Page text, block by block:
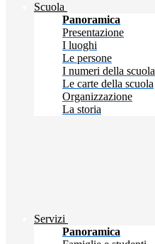
Scuola
Panoramica
Presentazione
I luoghi
Le persone
I numeri della scuola
Le carte della scuola
Organizzazione
La storia
Servizi
Panoramica